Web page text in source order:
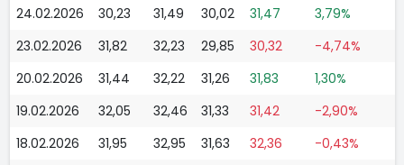
24.02.2026
30,23 31,49 30,02 31,47
3,79%
23.02.2026
31,82 32,23 29,85 30,32
-4,74%
20.02.2026
31,44 32,22 31,26 31,83
1,30%
19.02.2026
32,05 32,46 31,33 31,42
-2,90%
18.02.2026
31,95 32,95 31,63 32,36 -0,43%